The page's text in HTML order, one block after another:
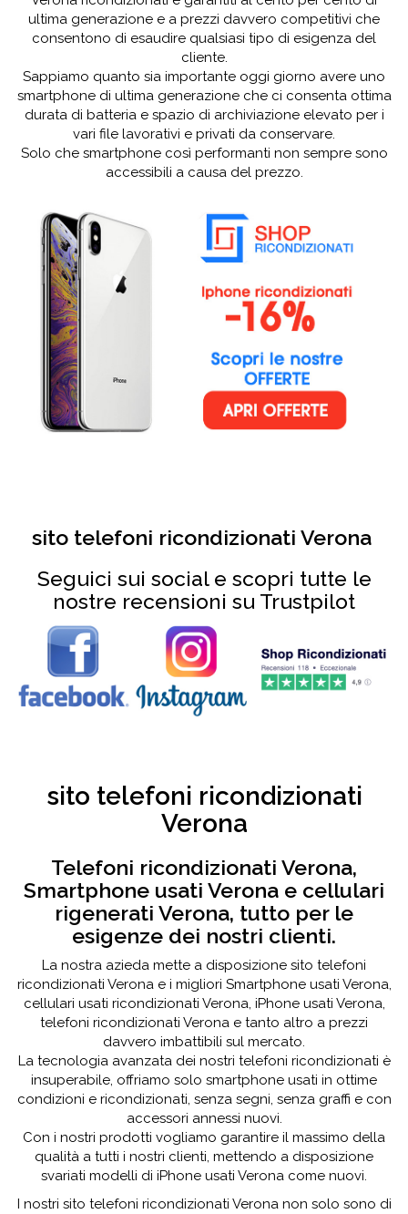
ultima generazione e a prezzi davvero competitivi che
consentono di esaudire qualsiasi tipo di esigenza del
cliente.
Sappiamo quanto sia importante oggi giorno avere uno
smartphone di ultima generazione che ci consenta ottima
durata di batteria e spazio di archiviazione elevato per i
vari file lavorativi e privati da conservare.
Solo che smartphone così performanti non sempre sono
accessibili a causa del prezzo.
sito telefoni ricondizionati Verona
Seguici sui social e scopri tutte le
nostre recensioni su Trustpilot
sito telefoni ricondizionati
Verona
Telefoni ricondizionati Verona,
Smartphone usati Verona e cellulari
rigenerati Verona, tutto per le
esigenze dei nostri clienti.
La nostra azieda mette a disposizione sito telefoni
ricondizionati Verona e i migliori Smartphone usati Verona,
cellulari usati ricondizionati Verona, iPhone usati Verona,
telefoni ricondizionati Verona e tanto altro a prezzi
davvero imbattibili sul mercato.
La tecnologia avanzata dei nostri telefoni ricondizionati è
insuperabile, offriamo solo smartphone usati in ottime
condizioni e ricondizionati, senza segni, senza graffi e con
accessori annessi nuovi.
Con i nostri prodotti vogliamo garantire il massimo della
qualità a tutti i nostri clienti, mettendo a disposizione
svariati modelli di iPhone usati Verona come nuovi.
I nostri sito telefoni ricondizionati Verona non solo sono di